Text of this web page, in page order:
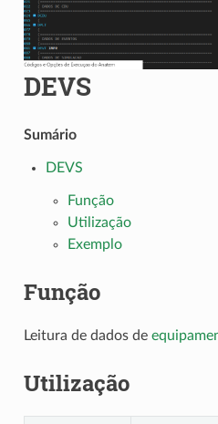
DEVS
Sumário
DEVS
Função
Utilização
Exemplo
Função
Leitura de dados de
Utilização